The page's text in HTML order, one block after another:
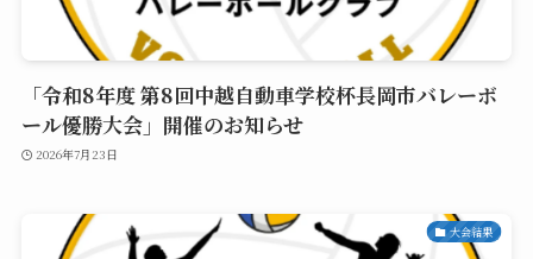
「令和8年度 第8回中越自動車学校杯長岡市バレーボ
ール優勝大会」開催のお知らせ
2026年7月23日
大会結果